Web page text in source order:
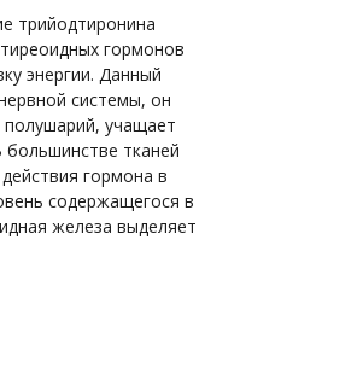
трийодтиронина
гормонов
энергии. Данный
системы, он
полушарий, учащает
большинстве тканей
гормона в
содержащегося в
железа выделяет